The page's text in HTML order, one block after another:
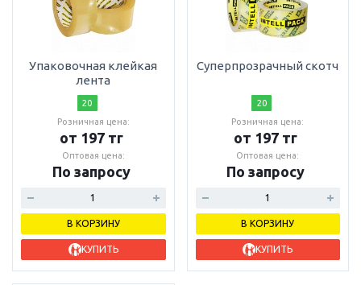
Упаковочная клейкая
лента
20
Розничная цена:
от 197 тг
Оптовая цена:
По запросу
В КОРЗИНУ
КУПИТЬ
Суперпрозрачный скотч
20
Розничная цена:
от 197 тг
Оптовая цена:
По запросу
В КОРЗИНУ
КУПИТЬ